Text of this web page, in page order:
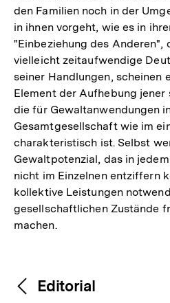
den Familien noch in der
in ihnen vorgeht, wie es in
"Einbeziehung des Anderen",
vielleicht zeitaufwendige
seiner Handlungen, scheinen
Element der Aufhebung jener
die für Gewaltanwendungen
Gesamtgesellschaft wie im
charakteristisch ist. Selbst
Gewaltpotenzial, das in
nicht im Einzelnen entziffern
kollektive Leistungen
gesellschaftlichen Zustände
machen.
Inhaltsnavigation
Editorial